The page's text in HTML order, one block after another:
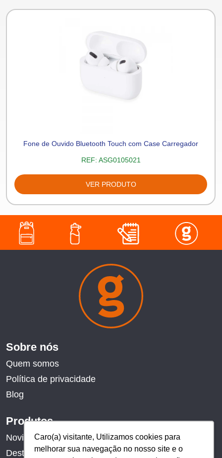
Caro(a) visitante, Utilizamos cookies para
melhorar sua navegação no nosso site e o
Caro(a) visitante, Utilizamos cookies para
melhorar sua navegação no nosso site e o
Fone de Ouvido Bluetooth Touch com Case Carregador
REF: ASG0105021
VER PRODUTO
Sobre nós
Quem somos
Política de privacidade
Blog
Produtos
Novidades
Destaques